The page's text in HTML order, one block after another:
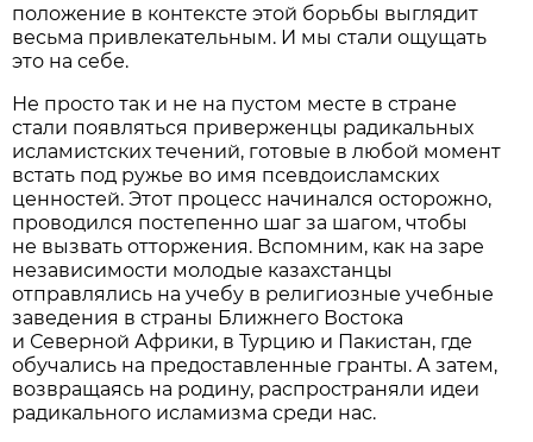
положение в контексте этой борьбы выглядит
весьма привлекательным. И мы стали ощущать
это на себе.
Не просто так и не на пустом месте в стране
стали появляться приверженцы радикальных
исламистских течений, готовые в любой момент
встать под ружье во имя псевдоисламских
ценностей. Этот процесс начинался осторожно,
проводился постепенно шаг за шагом, чтобы
не вызвать отторжения. Вспомним, как на заре
независимости молодые казахстанцы
отправлялись на учебу в религиозные учебные
заведения в страны Ближнего Востока
и Северной Африки, в Турцию и Пакистан, где
обучались на предоставленные гранты. А затем,
возвращаясь на родину, распространяли идеи
радикального исламизма среди нас.